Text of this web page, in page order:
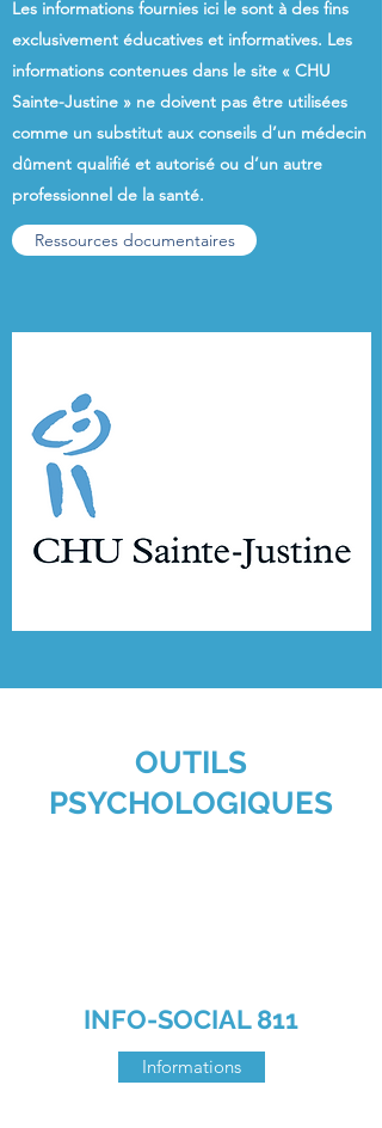
Les informations fournies ici le sont à des fins
exclusivement éducatives et informatives. Les
informations contenues dans le site « CHU
Sainte-Justine » ne doivent pas être utilisées
comme un substitut aux conseils d’un médecin
dûment qualifié et autorisé ou d’un autre
professionnel de la santé.
Ressources documentaires
OUTILS
PSYCHOLOGIQUES
INFO-SOCIAL 811
Informations